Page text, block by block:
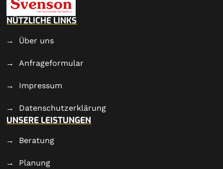
NÜTZLICHE LINKS
Über uns
Anfrageformular
Impressum
Datenschutzerklärung
UNSERE LEISTUNGEN
Beratung
Planung